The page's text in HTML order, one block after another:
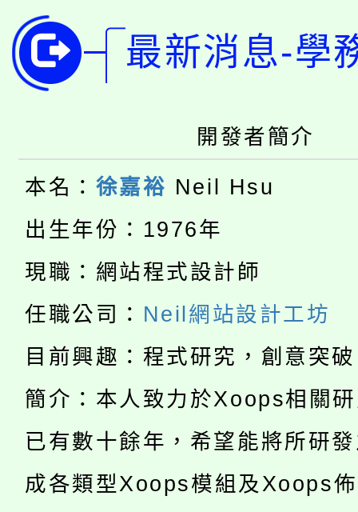
局官網。
開!
115年桃園市運動會8/
桃園市低收入戶享有免
視費優惠，中低收入戶
半價優惠，詳情可洽有
者。
大園自造教育及科技
份教師增能研習
大溪自造教育及科技中
份教師研習
淨零綠生活教案入校路
會
程
「本色祭」8/29、30在
8/21下午1時於龍潭區
徵才活動。
YOUNG桃局內行報名
局官網。
8月14至27日，桃園電
開!
115年桃園市運動會8/
田徑場及游泳池舉行。
桃園市低收入戶享有免
最新消息-學
開發者簡介
本名： 徐嘉裕 Neil Hsu
出生年份：1976年
現職：網站程式設計師
任職公司： Neil網站設計工坊
目前興趣：程式研究，創意突
簡介：本人致力於Xoops相關
已有數十餘年，希望能將所研
成各類型Xoops模組及Xoops